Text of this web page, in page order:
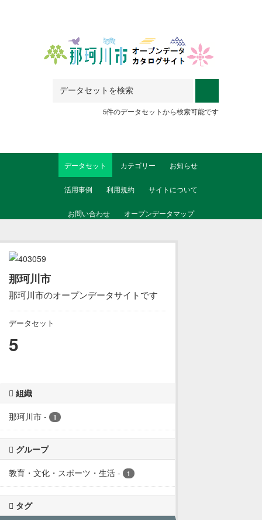
5件のデータセットから検索可能です
データセット カテゴリー お知らせ
活用事例 利用規約 サイトについて
お問い合わせ オープンデータマップ
那珂川市
那珂川市のオープンデータサイトです
データセット
5
組織
那珂川市 - 1
グループ
教育・文化・スポーツ・生活 - 1
タグ